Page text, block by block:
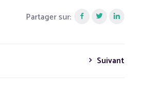
Partager sur:
Suivant